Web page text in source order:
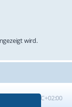
wird.
UTC+02:00